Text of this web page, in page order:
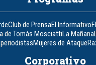
Club de PrensaEl Informativo
de Tomás MosciattiLa Mañana
Mujeres de Ataque
Corporativo